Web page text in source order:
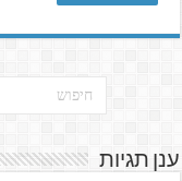
ענן תגיות